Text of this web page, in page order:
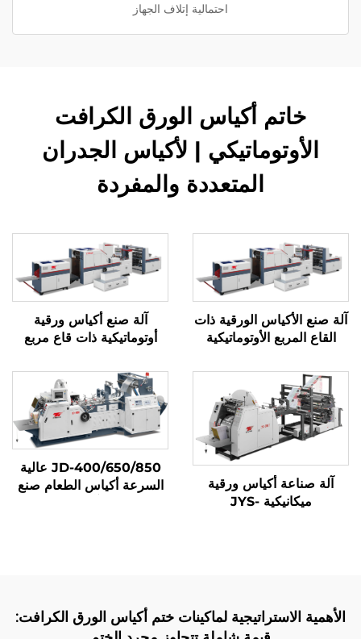
احتمالية إتلاف الجهاز
خاتم أكياس الورق الكرافت
الأوتوماتيكي | لأكياس الجدران
المتعددة والمفردة
آلة صنع الأكياس الورقية ذات
القاع المربع الأوتوماتيكية
آلة صنع أكياس ورقية
أوتوماتيكية ذات قاع مربع
آلة صناعة أكياس ورقية
ميكانيكية JYS-
JD-400/650/850 عالية
السرعة أكياس الطعام صنع
الأهمية الاستراتيجية لماكينات ختم أكياس الورق الكرافت: